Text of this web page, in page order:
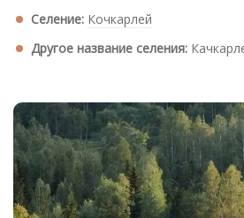
Селение: Кочкарлей
Другое название селения: